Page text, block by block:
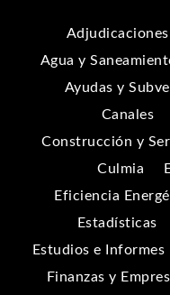
Adjudicaciones
Agua y
Ayudas y
Canales
Construcción y
Culmia
Eficiencia
Estadísticas
Estudios e Informes
Finanzas y